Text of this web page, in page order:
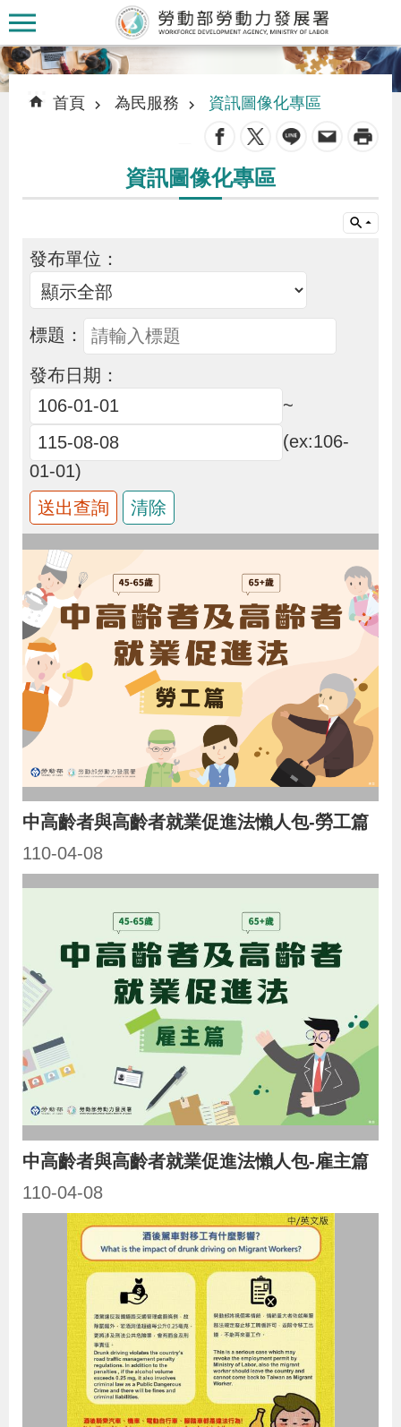
跳到主要內容區塊
署
訊
為
民
服
務
業
務
專
區
線
上
申
辦
宣
相
連
結
網
站
導
民
意
信
文
字
客
統
計
資
E
n
g
回
首
頁
R
S
S
:::
::: 首頁 為民服務 資訊圖像化專區
資訊圖像化專區
發布單位：
標題：
發布日期：
~
(ex:106-
01-01)
中高齡者與高齡者就業促進法懶人包-勞工篇
110-04-08
中高齡者與高齡者就業促進法懶人包-雇主篇
110-04-08